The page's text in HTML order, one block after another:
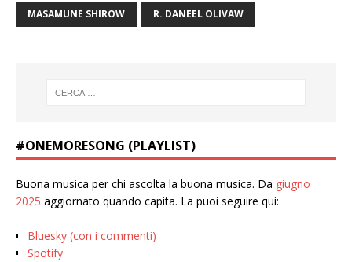
MASAMUNE SHIROW R. DANEEL OLIVAW
#ONEMORESONG (PLAYLIST)
Buona musica per chi ascolta la buona musica. Da giugno
2025 aggiornato quando capita. La puoi seguire qui:
Bluesky (con i commenti)
Spotify